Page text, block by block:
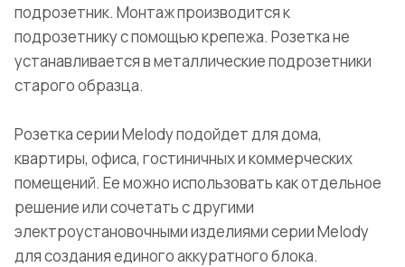
подрозетник. Монтаж производится к
подрозетнику с помощью крепежа. Розетка не
устанавливается в металлические подрозетники
старого образца.
Розетка серии Melody подойдет для дома,
квартиры, офиса, гостиничных и коммерческих
помещений. Ее можно использовать как отдельное
решение или сочетать с другими
электроустановочными изделиями серии Melody
для создания единого аккуратного блока.